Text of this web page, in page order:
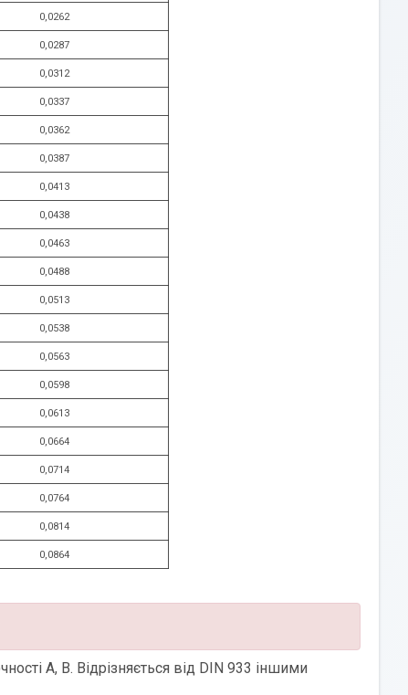
0,0262
0,0287
0,0312
0,0337
0,0362
0,0387
0,0413
0,0438
0,0463
0,0488
0,0513
0,0538
0,0563
0,0598
0,0613
0,0664
0,0714
0,0764
0,0814
0,0864
А, В. Відрізняється від DIN 933 іншими